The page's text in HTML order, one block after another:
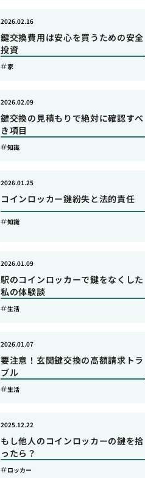
鍵交換費用は安心を買うための安全
投資
2026.02.16
家
鍵交換の見積もりで絶対に確認すべ
き項目
2026.02.09
知識
コインロッカー鍵紛失と法的責任
2026.01.25
知識
駅のコインロッカーで鍵をなくした
私の体験談
2026.01.09
生活
要注意！玄関鍵交換の高額請求トラ
ブル
2026.01.07
生活
もし他人のコインロッカーの鍵を拾
ったら？
2025.12.22
ロッカー